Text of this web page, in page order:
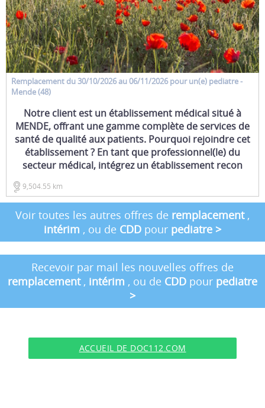
Remplacement du 30/10/2026 au 06/11/2026 pour un(e) pediatre-
Mende (48)
Notre client est un établissement médical situé à
MENDE, offrant une gamme complète de services de
santé de qualité aux patients. Pourquoi rejoindre cet
établissement ? En tant que professionnel(le) du
secteur médical, intégrez un établissement recon
9,504.55 km
Voir toutes les autres offres de remplacement ,
intérim , ou de CDD pour pediatre >
Recevoir par mail les nouvelles offres de
remplacement , intérim , ou de CDD pour pediatre
>
ACCUEIL DE DOC112.COM